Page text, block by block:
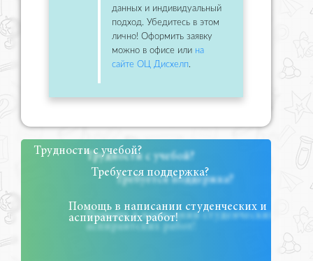
данных и индивидуальный
подход. Убедитесь в этом
лично! Оформить заявку
можно в офисе или на
сайте ОЦ Дисхелп.
Трудности с учебой?
Требуется поддержка?
Помощь в написании студенческих и
аспирантских работ!